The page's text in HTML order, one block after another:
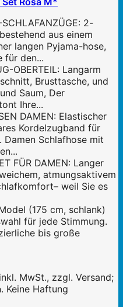
2-
aus einem
langen Pyjama-hose,
für den...
OBERTEIL: Langarm
Brusttasche, und
Saum, Der
Ihre...
DAMEN: Elastischer
Kordelzugband für
Schlafhose mit
FÜR DAMEN: Langer
atmungsaktivem
weil Sie es
(175 cm, schlank)
für jede Stimmung.
bis große
MwSt., zzgl. Versand;
Keine Haftung